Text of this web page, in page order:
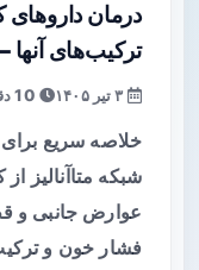
درمان
ترکیب‌های آنها
خلاصه سریع برای
شبکه متاآنالیز
عوارض جانبی و
فشار خون و